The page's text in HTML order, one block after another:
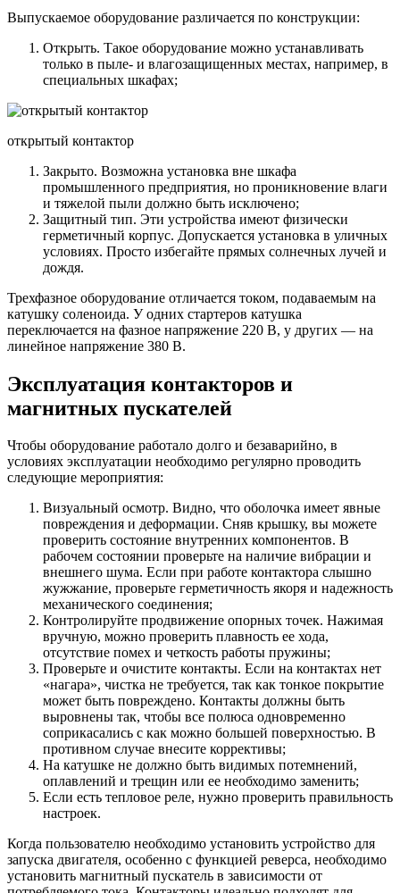
Выпускаемое оборудование различается по конструкции:
Открыть. Такое оборудование можно устанавливать
только в пыле- и влагозащищенных местах, например, в
специальных шкафах;
открытый контактор
Закрыто. Возможна установка вне шкафа
промышленного предприятия, но проникновение влаги
и тяжелой пыли должно быть исключено;
Защитный тип. Эти устройства имеют физически
герметичный корпус. Допускается установка в уличных
условиях. Просто избегайте прямых солнечных лучей и
дождя.
Трехфазное оборудование отличается током, подаваемым на
катушку соленоида. У одних стартеров катушка
переключается на фазное напряжение 220 В, у других — на
линейное напряжение 380 В.
Эксплуатация контакторов и
магнитных пускателей
Чтобы оборудование работало долго и безаварийно, в
условиях эксплуатации необходимо регулярно проводить
следующие мероприятия:
Визуальный осмотр. Видно, что оболочка имеет явные
повреждения и деформации. Сняв крышку, вы можете
проверить состояние внутренних компонентов. В
рабочем состоянии проверьте на наличие вибрации и
внешнего шума. Если при работе контактора слышно
жужжание, проверьте герметичность якоря и надежность
механического соединения;
Контролируйте продвижение опорных точек. Нажимая
вручную, можно проверить плавность ее хода,
отсутствие помех и четкость работы пружины;
Проверьте и очистите контакты. Если на контактах нет
«нагара», чистка не требуется, так как тонкое покрытие
может быть повреждено. Контакты должны быть
выровнены так, чтобы все полюса одновременно
соприкасались с как можно большей поверхностью. В
противном случае внесите коррективы;
На катушке не должно быть видимых потемнений,
оплавлений и трещин или ее необходимо заменить;
Если есть тепловое реле, нужно проверить правильность
настроек.
Когда пользователю необходимо установить устройство для
запуска двигателя, особенно с функцией реверса, необходимо
установить магнитный пускатель в зависимости от